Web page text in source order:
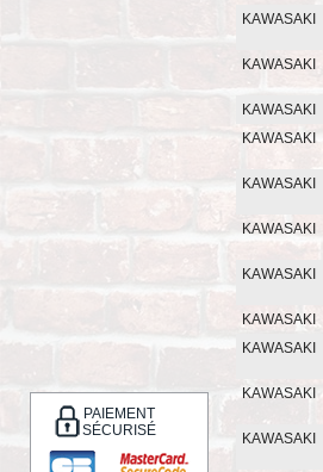
PAIEMENT
SÉCURISÉ
KAWASAKI
KAWASAKI
KAWASAKI
KAWASAKI
KAWASAKI
KAWASAKI
KAWASAKI
KAWASAKI
KAWASAKI
KAWASAKI
KAWASAKI